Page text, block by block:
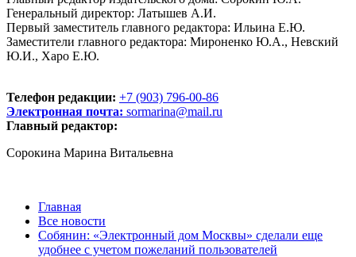
Генеральный директор: Латышев А.И.
Первый заместитель главного редактора: Ильина Е.Ю.
Заместители главного редактора: Мироненко Ю.А., Невский
Ю.И., Харо Е.Ю.
Телефон редакции: +7 (903) 796-00-86
Электронная почта: sormarina@mail.ru
Главный редактор:
Сорокина Марина Витальевна
Главная
Все новости
Собянин: «Электронный дом Москвы» сделали еще
удобнее с учетом пожеланий пользователей